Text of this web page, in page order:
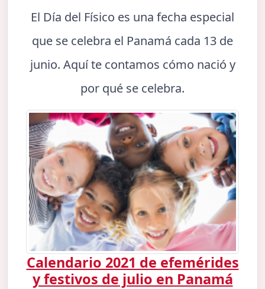
El Día del Físico es una fecha especial
que se celebra el Panamá cada 13 de
junio. Aquí te contamos cómo nació y
por qué se celebra.
Calendario 2021 de efemérides
y festivos de julio en Panamá